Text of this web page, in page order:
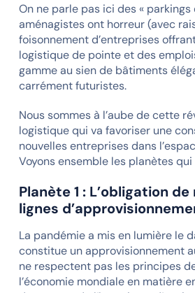
On ne parle pas ici des «
aménagistes ont horreur (avec
foisonnement d’entreprises
logistique de pointe et des
gamme au sien de bâtiments
carrément futuristes.
Nous sommes à l’aube de cette
logistique qui va favoriser une
nouvelles entreprises dans
Voyons ensemble les planètes qui
Planète 1 : L’obligation
lignes
La pandémie a mis en lumière le
constitue un approvisionnement
ne respectent pas les principes
l’économie mondiale en matière